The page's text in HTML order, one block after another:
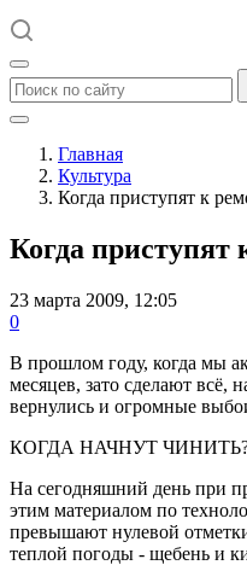
Главная
Культура
Когда приступят к
Когда приступят
23 марта 2009, 12:05
0
В прошлом году, когда мы
месяцев, зато сделают
вернулись и огромные
КОГДА НАЧНУТ
На сегодняшний день при
этим материалом по
превышают нулевой
теплой погоды - щебень и